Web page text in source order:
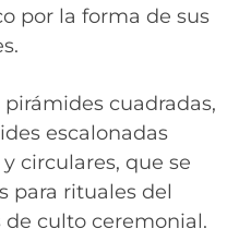
por la forma de sus
cuadradas,
escalonadas
circulares, que se
para rituales del
culto ceremonial.